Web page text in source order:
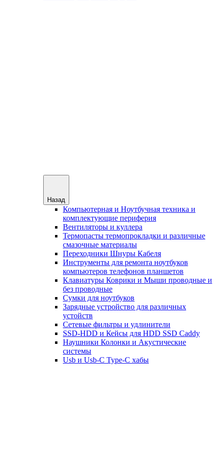
Назад
Компьютерная и Ноутбучная техника и
комплектующие периферия
Вентиляторы и куллера
Термопасты термопрокладки и различные
смазочные материалы
Переходники Шнуры Кабеля
Инструменты для ремонта ноутбуков
компьютеров телефонов планшетов
Клавиатуры Коврики и Мыши проводные и
без проводные
Сумки для ноутбуков
Зарядные устройство для различных
устойств
Сетевые фильтры и удлинители
SSD-HDD и Кейсы для HDD SSD Caddy
Наушники Колонки и Акустические
системы
Usb и Usb-C Type-C хабы